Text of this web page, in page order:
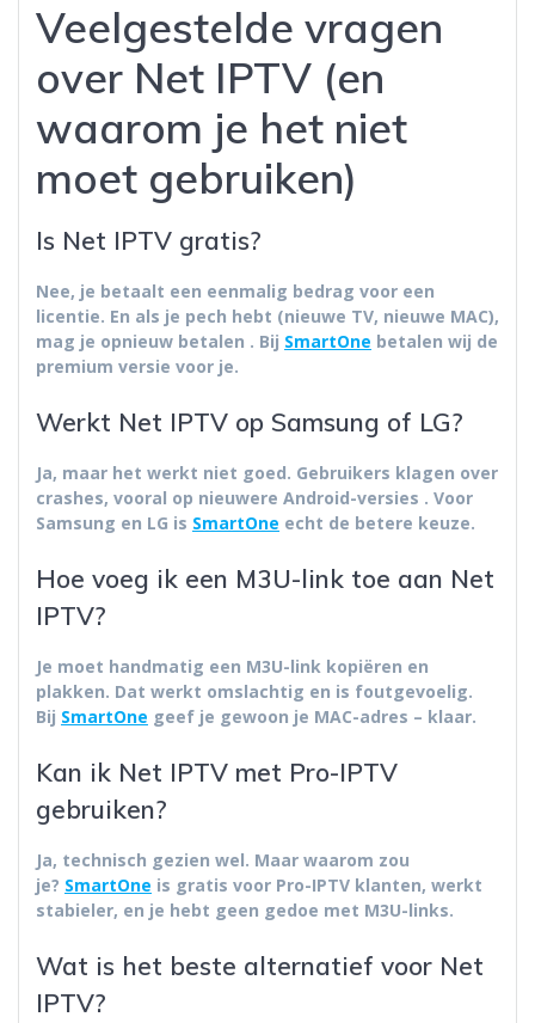
Veelgestelde vragen
over Net IPTV (en
waarom je het niet
moet gebruiken)
Is Net IPTV gratis?
Nee, je betaalt een eenmalig bedrag voor een
licentie. En als je pech hebt (nieuwe TV, nieuwe MAC),
mag je opnieuw betalen . Bij SmartOne betalen wij de
premium versie voor je.
Werkt Net IPTV op Samsung of LG?
Ja, maar het werkt niet goed. Gebruikers klagen over
crashes, vooral op nieuwere Android-versies . Voor
Samsung en LG is SmartOne echt de betere keuze.
Hoe voeg ik een M3U-link toe aan Net
IPTV?
Je moet handmatig een M3U-link kopiëren en
plakken. Dat werkt omslachtig en is foutgevoelig.
Bij SmartOne geef je gewoon je MAC-adres – klaar.
Kan ik Net IPTV met Pro-IPTV
gebruiken?
Ja, technisch gezien wel. Maar waarom zou
je? SmartOne is gratis voor Pro-IPTV klanten, werkt
stabieler, en je hebt geen gedoe met M3U-links.
Wat is het beste alternatief voor Net
IPTV?